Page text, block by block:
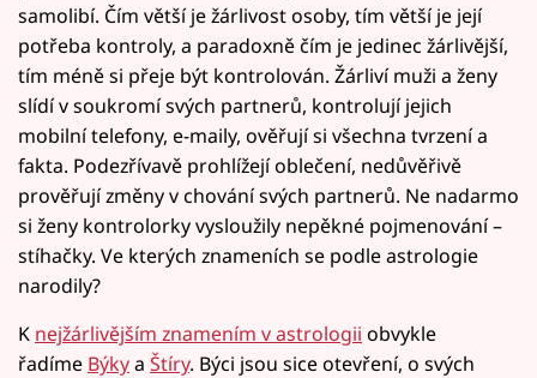
samolibí. Čím větší je žárlivost osoby, tím větší je její
potřeba kontroly, a paradoxně čím je jedinec žárlivější,
tím méně si přeje být kontrolován. Žárliví muži a ženy
slídí v soukromí svých partnerů, kontrolují jejich
mobilní telefony, e-maily, ověřují si všechna tvrzení a
fakta. Podezřívavě prohlížejí oblečení, nedůvěřivě
prověřují změny v chování svých partnerů. Ne nadarmo
si ženy kontrolorky vysloužily nepěkné pojmenování –
stíhačky. Ve kterých znameních se podle astrologie
narodily?
K nejžárlivějším znamením v astrologii obvykle
řadíme Býkya Štíry. Býci jsou sice otevření, o svých